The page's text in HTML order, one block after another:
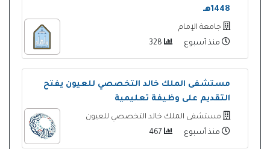
1448هـ
جامعة الإمام
منذ أسبوع
مستشفى الملك خالد التخصصي للعيون يفتح
التقديم على وظيفة تعليمية
مستشفى الملك خالد التخصصي للعيون
منذ أسبوع